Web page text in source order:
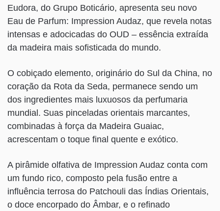
Eudora, do Grupo Boticário, apresenta seu novo
Eau de Parfum: Impression Audaz, que revela notas
intensas e adocicadas do OUD – essência extraída
da madeira mais sofisticada do mundo.
O cobiçado elemento, originário do Sul da China, no
coração da Rota da Seda, permanece sendo um
dos ingredientes mais luxuosos da perfumaria
mundial. Suas pinceladas orientais marcantes,
combinadas à força da Madeira Guaiac,
acrescentam o toque final quente e exótico.
A pirâmide olfativa de Impression Audaz conta com
um fundo rico, composto pela fusão entre a
influência terrosa do Patchouli das Índias Orientais,
o doce encorpado do Âmbar, e o refinado